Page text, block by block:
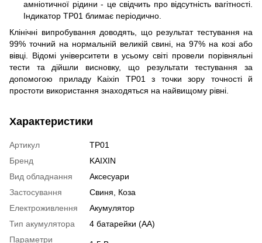
амніотичної рідини - це свідчить про відсутність вагітності.
Індикатор ТР01 блимає періодично.
Клінічні випробування доводять, що результат тестування на
99% точний на нормальній великій свині, на 97% на козі або
вівці. Відомі університети в усьому світі провели порівняльні
тести та дійшли висновку, що результати тестування за
допомогою приладу Kaixin ТР01 з точки зору точності й
простоти використання знаходяться на найвищому рівні.
Характеристики
Артикул
ТР01
Бренд
KAIXIN
Вид обладнання
Аксесуари
Застосування
Свиня, Коза
Електроживлення
Акумулятор
Тип акумулятора
4 батарейки (АА)
Параметри